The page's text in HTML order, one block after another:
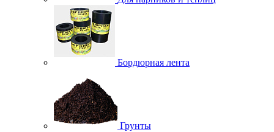
Бордюрная лента
Грунты